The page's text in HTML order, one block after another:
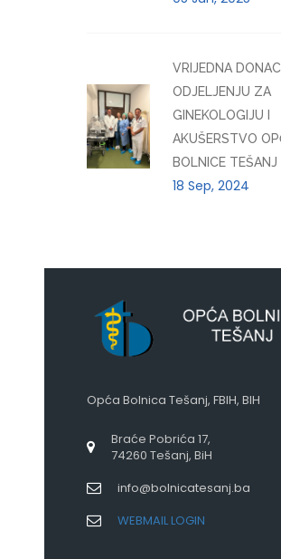
VRIJEDNA
ODJELJENJU ZA
GINEKOLOGIJU I
AKUŠERSTVO
BOLNICE TEŠANJ
18 Sep, 2024
Opća Bolnica Tešanj, FBIH, BIH
Braće Pobrića 17,
74260 Tešanj, BiH
info@bolnicatesanj.ba
WEBMAIL LOGIN